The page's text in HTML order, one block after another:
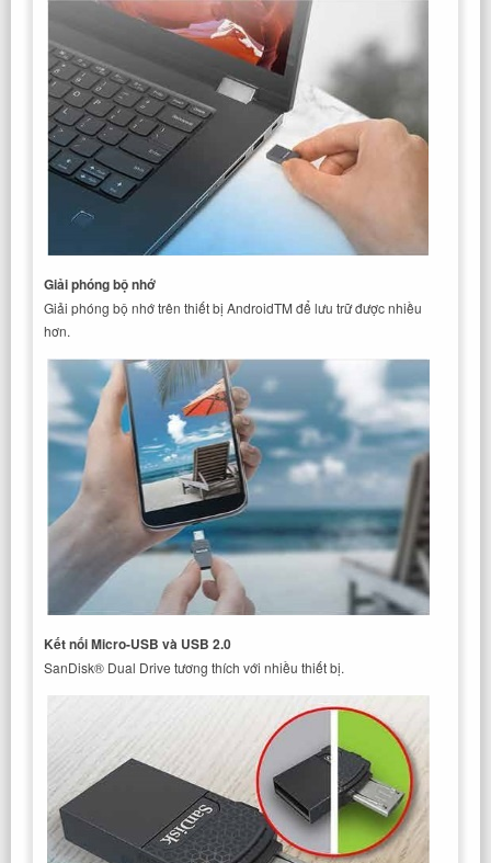
Giải phóng bộ nhớ
Giải phóng bộ nhớ trên thiết bị AndroidTM để lưu trữ được nhiều
hơn.
Kết nối Micro-USB và USB 2.0
SanDisk® Dual Drive tương thích với nhiều thiết bị.